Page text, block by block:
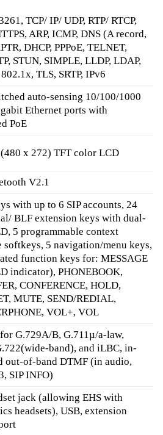
TCP/ IP/ UDP, RTP/ RTCP,
ARP, ICMP, DNS (A record,
DHCP, PPPoE, TELNET,
STUN, SIMPLE, LLDP, LDAP,
TLS, SRTP, IPv6
auto-sensing 10/100/1000
Ethernet ports with
PoE
x 272) TFT color LCD
V2.1
with up to 6 SIP accounts, 24
BLF extension keys with dual-
5 programmable context
softkeys, 5 navigation/menu keys,
function keys for: MESSAGE
indicator), PHONEBOOK,
CONFERENCE, HOLD,
MUTE, SEND/REDIAL,
VOL+, VOL
G.729A/B, G.711µ/a-law,
band), and iLBC, in-
out-of-band DTMF (in audio,
SIP INFO)
jack (allowing EHS with
headsets), USB, extension